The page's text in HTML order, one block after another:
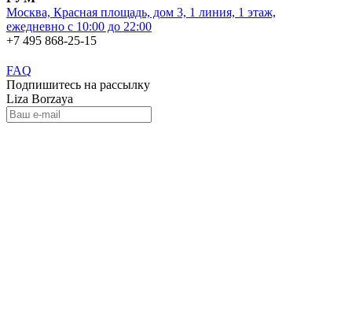
Москва, Красная площадь, дом 3, 1 линия, 1 этаж,
ежедневно с 10:00 до 22:00
+7 495 868-25-15
FAQ
Подпишитесь на рассылку
Liza Borzaya